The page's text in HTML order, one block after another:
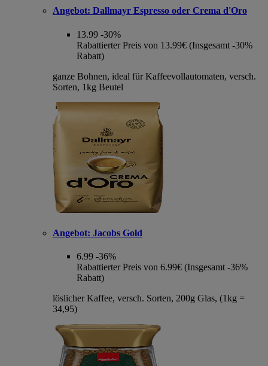
Angebot: Dallmayr Espresso oder Crema d'Oro
13.99 -30%
Rabattierter Preis von 13.99€ (Insgesamt -30%
Rabatt)
ganze Bohnen, ideal für Kaffeevollautomaten, versch.
Sorten, 1kg Beutel
Angebot: Jacobs Gold
6.99 -36%
Rabattierter Preis von 6.99€ (Insgesamt -36%
Rabatt)
löslicher Kaffee, versch. Sorten, 200g Glas, (1kg =
34,95)